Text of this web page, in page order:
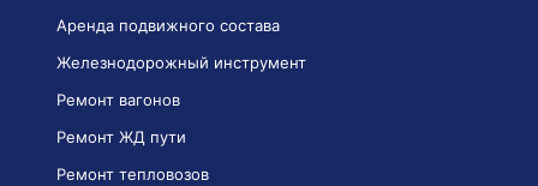
Аренда подвижного состава
Железнодорожный инструмент
Ремонт вагонов
Ремонт ЖД пути
Ремонт тепловозов